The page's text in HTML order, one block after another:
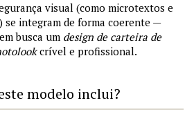
visual (como microtextos e
se integram de forma coerente —
busca um design de carteira de
crível e profissional.
modelo inclui?